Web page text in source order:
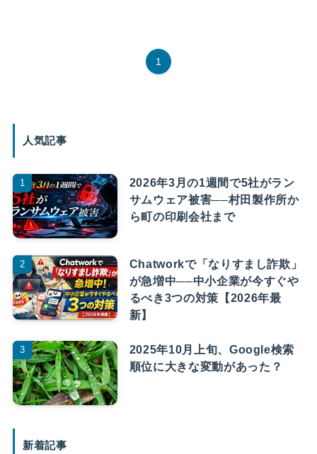
1
人気記事
2026年3月の1週間で5社がラン
サムウェア被害──村田製作所か
ら町の印刷会社まで
Chatworkで「なりすまし詐欺」
が急増中──中小企業が今すぐや
るべき3つの対策【2026年最
新】
2025年10月上旬、Google検索
順位に大きな変動があった？
新着記事